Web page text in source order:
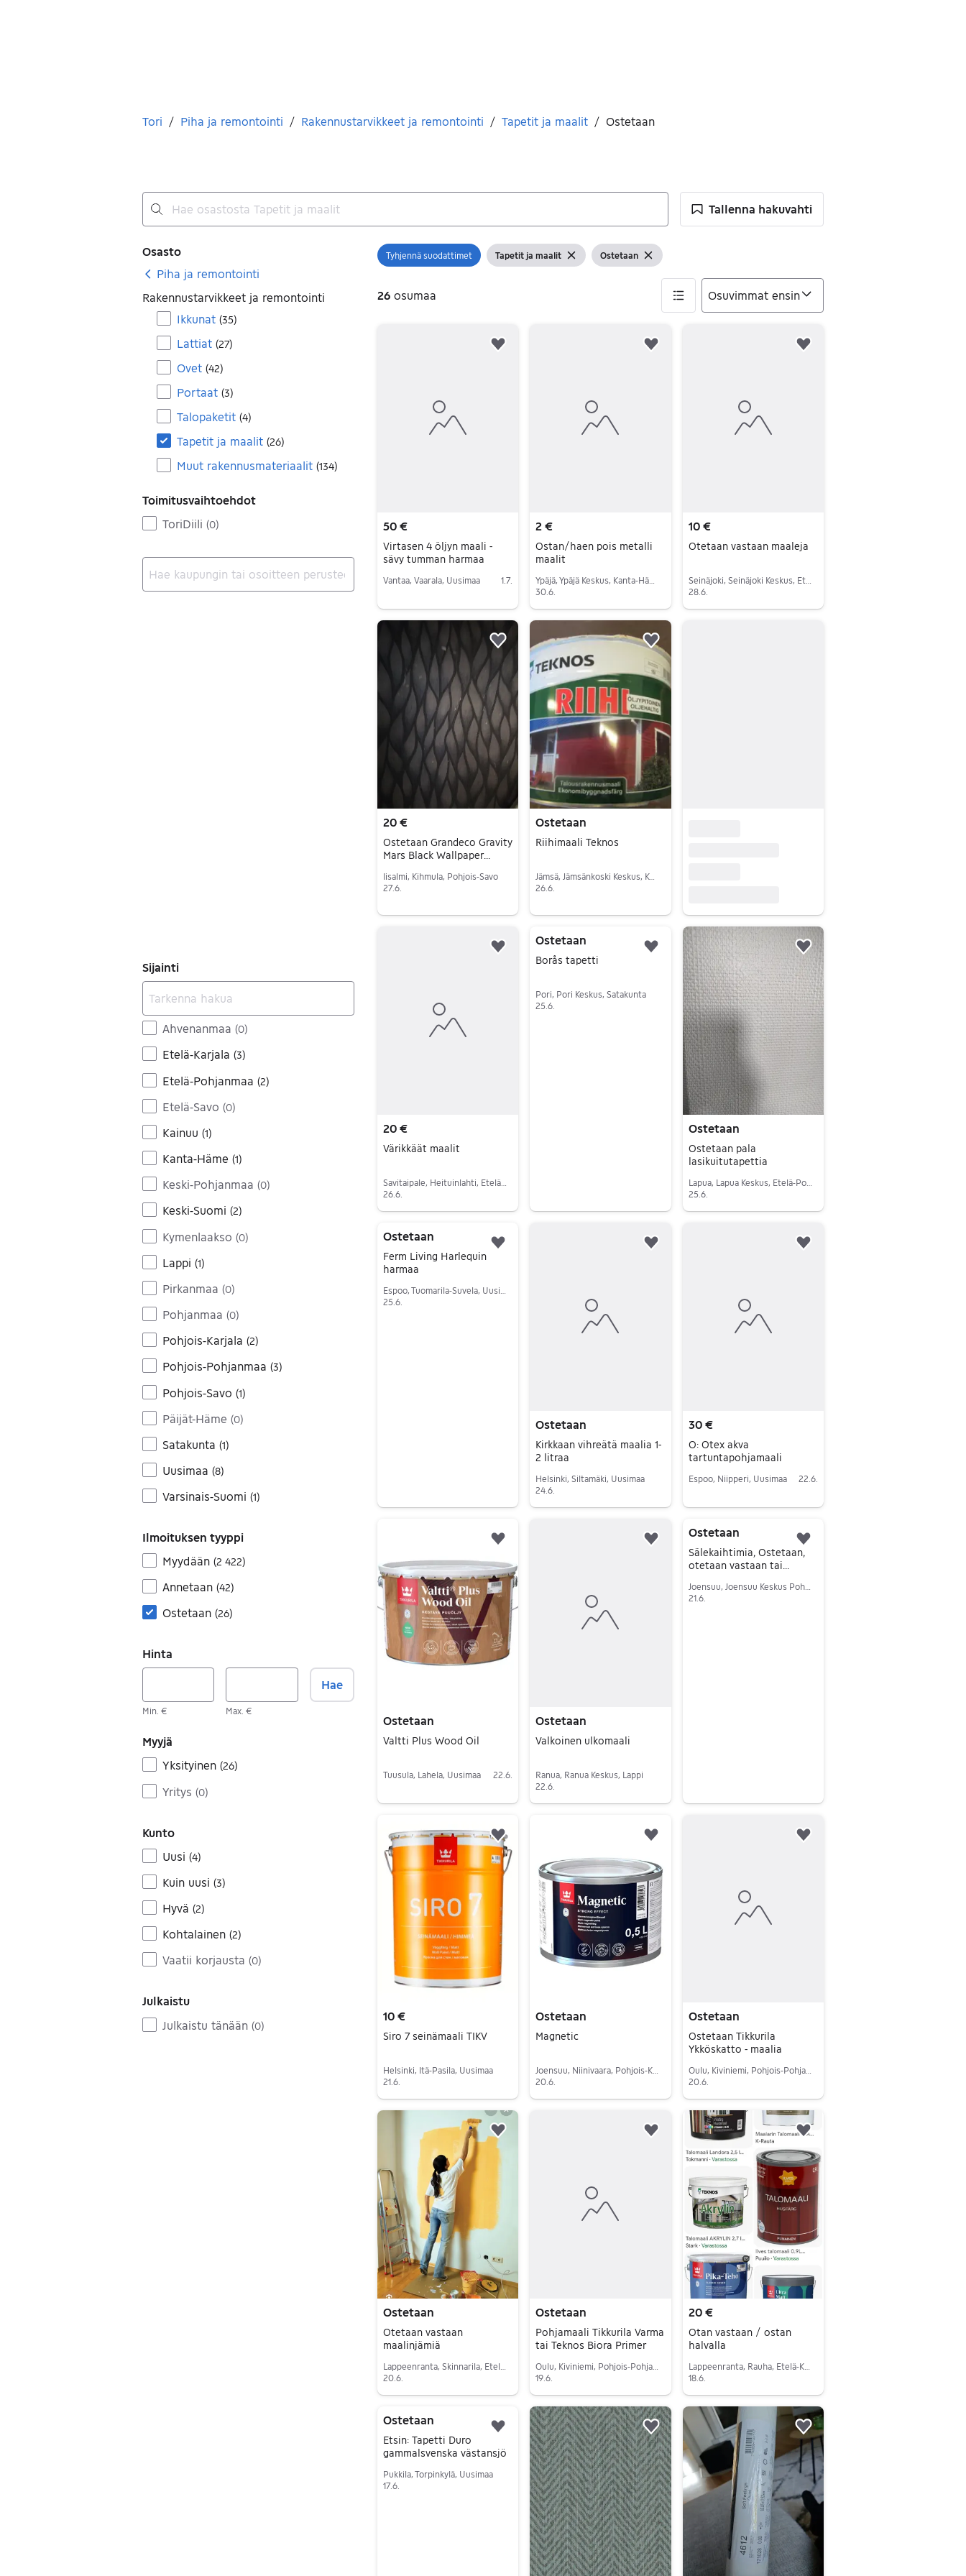
Olet tässä
Tori / Piha ja remontointi / Rakennustarvikkeet ja remontointi / Tapetit ja maalit / Ostetaan
Tallenna hakuvahti
Suodattimet
Osasto
Piha ja remontointi
Rakennustarvikkeet ja remontointi
Ikkunat (35)
Lattiat (27)
Ovet (42)
Portaat (3)
Talopaketit (4)
Tapetit ja maalit (26)
Muut rakennusmateriaalit (134)
Toimitusvaihtoehdot
ToriDiili (0)
Sijainti
Ahvenanmaa (0)
Etelä-Karjala (3)
Etelä-Pohjanmaa (2)
Etelä-Savo (0)
Kainuu (1)
Kanta-Häme (1)
Keski-Pohjanmaa (0)
Keski-Suomi (2)
Kymenlaakso (0)
Lappi (1)
Pirkanmaa (0)
Pohjanmaa (0)
Pohjois-Karjala (2)
Pohjois-Pohjanmaa (3)
Pohjois-Savo (1)
Päijät-Häme (0)
Satakunta (1)
Uusimaa (8)
Varsinais-Suomi (1)
Ilmoituksen tyyppi
Myydään (2 422)
Annetaan (42)
Ostetaan (26)
Hinta
Min. € Max. €
Hae
Myyjä
Yksityinen (26)
Yritys (0)
Kunto
Uusi (4)
Kuin uusi (3)
Hyvä (2)
Kohtalainen (2)
Vaatii korjausta (0)
Julkaistu
Julkaistu tänään (0)
Avaa suodatin
Tyhjennä suodattimet Näytä suodattimet
Tapetit ja maalit Tyhjennä suodatinNäytä suodattimet
Ostetaan Tyhjennä suodatin
26osumaa
50 €
Virtasen 4 öljyn maali -
sävy tumman harmaa
Vantaa, Vaarala, Uusimaa 1.7.
Siirry ilmoitukseen
2 €
Ostan/haen pois metalli
maalit
30.6.
10 €
Otetaan vastaan maaleja
Seinäjoki, Seinäjoki Keskus, Etelä-Pohjanmaa
28.6.
20 €
Ostetaan Grandeco Gravity
Mars Black Wallpaper
Iisalmi, Kihmula, Pohjois-Savo
27.6.
Lisää suosikiksi.
Siirry ilmoitukseen
Ostetaan
Riihimaali Teknos
Jämsä, Jämsänkoski Keskus, Keski-Suomi
26.6.
Lisää suosikiksi.
Siirry ilmoitukseen
20 €
Värikkäät maalit
Savitaipale, Heituinlahti, Etelä-Karjala
26.6.
Lisää suosikiksi.
Ostetaan
Borås tapetti
Pori, Pori Keskus, Satakunta
25.6.
Lisää suosikiksi.
Ostetaan
Ostetaan pala
lasikuitutapettia
Lapua, Lapua Keskus, Etelä-Pohjanmaa
25.6.
Lisää suosikiksi.
Ostetaan
Ferm Living Harlequin
harmaa
25.6.
Ostetaan
Kirkkaan vihreätä maalia 1-
2 litraa
Helsinki, Siltamäki, Uusimaa
24.6.
30 €
O: Otex akva
tartuntapohjamaali
Espoo, Niipperi, Uusimaa 22.6.
Siirry ilmoitukseen
Ostetaan
Valtti Plus Wood Oil
Tuusula, Lahela, Uusimaa 22.6.
Siirry ilmoitukseen
Ostetaan
Valkoinen ulkomaali
Ranua, Ranua Keskus, Lappi
22.6.
Lisää suosikiksi.
Ostetaan
Sälekaihtimia, Ostetaan,
otetaan vastaan tai
Joensuu, Joensuu Keskus Pohjoinen, Pohjois-Karjala
21.6.
10 €
Siro 7 seinämaali TIKV
Helsinki, Itä-Pasila, Uusimaa
21.6.
Lisää suosikiksi.
Ostetaan
Magnetic
20.6.
Ostetaan
Ostetaan Tikkurila
Ykköskatto - maalia
Oulu, Kiviniemi, Pohjois-Pohjanmaa
20.6.
Ostetaan
Otetaan vastaan
maalinjämiä
20.6.
Ostetaan
Pohjamaali Tikkurila Varma
tai Teknos Biora Primer
19.6.
Lisää suosikiksi.
20 €
Otan vastaan / ostan
halvalla
Lappeenranta, Rauha, Etelä-Karjala
18.6.
Lisää suosikiksi.
Ostetaan
Etsin: Tapetti Duro
gammalsvenska västansjö
Pukkila, Torpinkylä, Uusimaa
17.6.
Lisää suosikiksi. Lisää suosikiksi. Lisää suosikiksi.